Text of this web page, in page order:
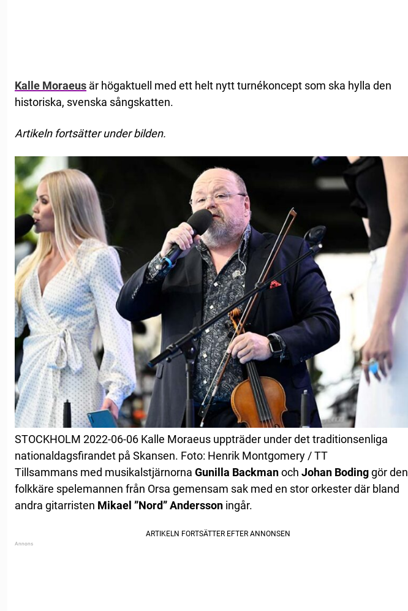
Kalle Moraeus är högaktuell med ett helt nytt turnékoncept som ska hylla den
historiska, svenska sångskatten.
Artikeln fortsätter under bilden.
STOCKHOLM 2022-06-06 Kalle Moraeus uppträder under det traditionsenliga
nationaldagsfirandet på Skansen. Foto: Henrik Montgomery / TT
Tillsammans med musikalstjärnorna Gunilla Backmanoch Johan Bodinggör den
folkkäre spelemannen från Orsa gemensam sak med en stor orkester där bland
andra gitarristen Mikael ”Nord” Andersson ingår.